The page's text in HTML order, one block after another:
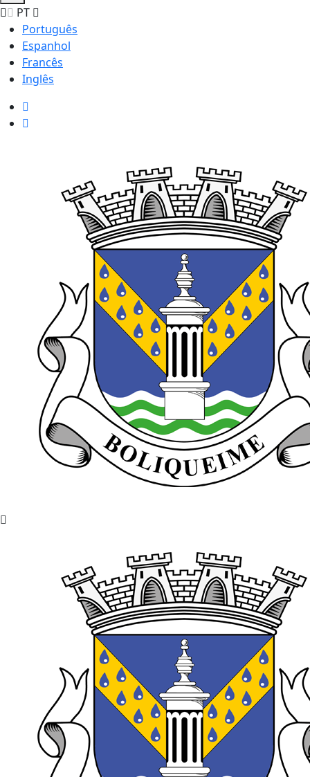
PT
Português
Espanhol
Francês
Inglês